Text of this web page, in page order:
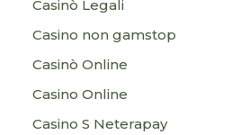
Casinò Legali
Casino non gamstop
Casinò Online
Casino Online
Casino S Neterapay